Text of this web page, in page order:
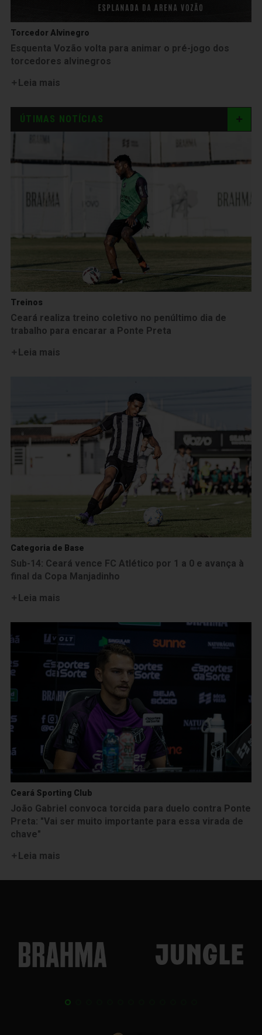
Torcedor Alvinegro
Esquenta Vozão volta para animar o pré-jogo dos
torcedores alvinegros
Leia mais
ÚTIMAS NOTÍCIAS
Treinos
Ceará realiza treino coletivo no penúltimo dia de
trabalho para encarar a Ponte Preta
Leia mais
Categoria de Base
Sub-14: Ceará vence FC Atlético por 1 a 0 e avança à
final da Copa Manjadinho
Leia mais
Ceará Sporting Club
João Gabriel convoca torcida para duelo contra Ponte
Preta: "Vai ser muito importante para essa virada de
chave"
Leia mais